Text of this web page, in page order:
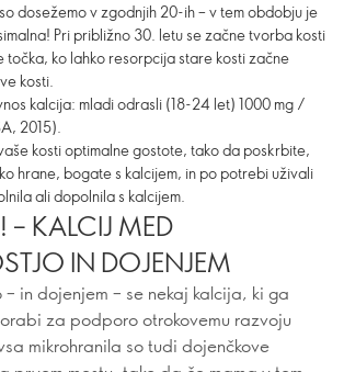
dosežemo v zgodnjih 20-ih – v tem obdobju je
Pri približno 30. letu se začne tvorba kosti
točka, ko lahko resorpcija stare kosti začne
kosti.
kalcija: mladi odrasli (18-24 let) 1000 mg /
2015).
kosti optimalne gostote, tako da poskrbite,
hrane, bogate s kalcijem, in po potrebi uživali
ali dopolnila s kalcijem.
KALCIJ MED
IN DOJENJEM
in dojenjem – se nekaj kalcija, ki ga
za podporo otrokovemu razvoju
mikrohranila so tudi dojenčkove